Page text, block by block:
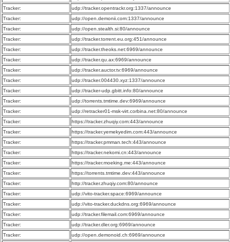
Tracker:
udp://tracker.opentrackr.org:1337/announce
Tracker:
udp://open.demonii.com:1337/announce
Tracker:
udp://open.stealth.si:80/announce
Tracker:
udp://tracker.torrent.eu.org:451/announce
Tracker:
udp://tracker.theoks.net:6969/announce
Tracker:
udp://tracker.qu.ax:6969/announce
Tracker:
udp://tracker.auctor.tv:6969/announce
Tracker:
udp://tracker.004430.xyz:1337/announce
Tracker:
udp://tracker-udp.gbitt.info:80/announce
Tracker:
udp://torrents.tmtime.dev:6969/announce
Tracker:
udp://retracker01-msk-virt.corbina.net:80/announce
Tracker:
https://tracker.zhuqiy.com:443/announce
Tracker:
https://tracker.yemekyedim.com:443/announce
Tracker:
https://tracker.pmman.tech:443/announce
Tracker:
https://tracker.nekomi.cn:443/announce
Tracker:
https://tracker.moeking.me:443/announce
Tracker:
https://torrents.tmtime.dev:443/announce
Tracker:
http://tracker.zhuqiy.com:80/announce
Tracker:
udp://vito-tracker.space:6969/announce
Tracker:
udp://vito-tracker.duckdns.org:6969/announce
Tracker:
udp://tracker.filemail.com:6969/announce
Tracker:
udp://tracker.dler.org:6969/announce
Tracker:
udp://open.demonoid.ch:6969/announce